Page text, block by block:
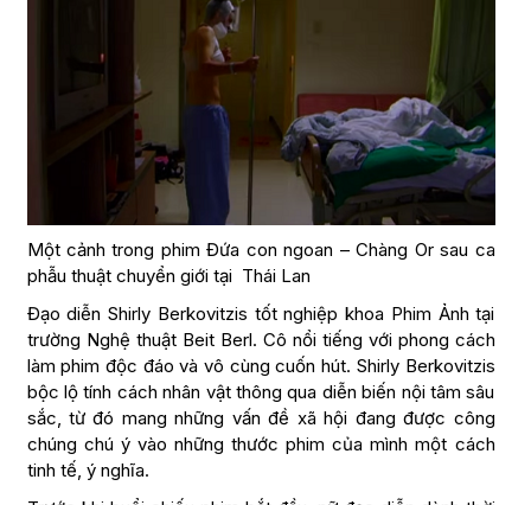
Một cảnh trong phim Đứa con ngoan – Chàng Or sau ca
phẫu thuật chuyển giới tại Thái Lan
Đạo diễn Shirly Berkovitzis tốt nghiệp khoa Phim Ảnh tại
trường Nghệ thuật Beit Berl. Cô nổi tiếng với phong cách
làm phim độc đáo và vô cùng cuốn hút. Shirly Berkovitzis
bộc lộ tính cách nhân vật thông qua diễn biến nội tâm sâu
sắc, từ đó mang những vấn đề xã hội đang được công
chúng chú ý vào những thước phim của mình một cách
tinh tế, ý nghĩa.